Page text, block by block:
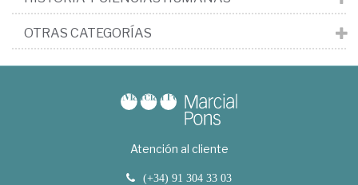
OTRAS CATEGORÍAS
Atención al cliente
(+34) 91 304 33 03